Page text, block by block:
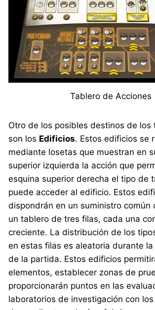
Tablero de Acciones
Otro de los posibles destinos de los
son los Edificios. Estos edificios se
mediante losetas que muestran en
superior izquierda la acción que
esquina superior derecha el tipo de
puede acceder al edificio. Estos
dispondrán en un suministro común
un tablero de tres filas, cada una
creciente. La distribución de los
en estas filas es aleatoria durante la
de la partida. Estos edificios
elementos, establecer zonas de
proporcionarán puntos en las
laboratorios de investigación con los